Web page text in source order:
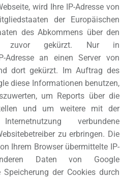
wird Ihre IP-Adresse von
der Europäischen
des Abkommens über den
zuvor gekürzt. Nur in
Adresse an einen Server von
dort gekürzt. Im Auftrag des
diese Informationen benutzen,
um Reports über die
und um weitere mit der
verbundene
zu erbringen. Die
Ihrem Browser übermittelte IP-
Daten von Google
der Cookies durch